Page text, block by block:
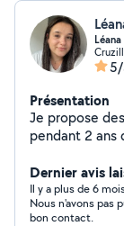
Léana
Présentation
Je propose
pendant 2 ans
d'une famille
Dernier avis
Il y a plus de 6
Nous n'avons pas
bon contact.